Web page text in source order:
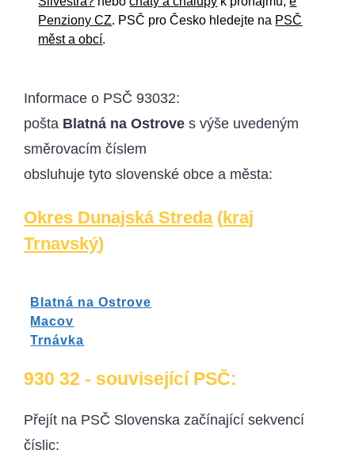
Penziony CZ. PSČ pro Česko hledejte na PSČ
měst a obcí.
Informace o PSČ 93032:
pošta Blatná na Ostrove s výše uvedeným
směrovacím číslem
obsluhuje tyto slovenské obce a města:
Okres Dunajská Streda(kraj
Trnavský)
Blatná na Ostrove
Macov
Trnávka
930 32 - související PSČ:
Přejít na PSČ Slovenska začínající sekvencí
číslic: